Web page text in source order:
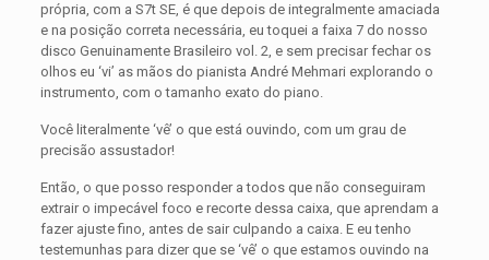
própria, com a S7t SE, é que depois de integralmente amaciada
e na posição correta necessária, eu toquei a faixa 7 do nosso
disco Genuinamente Brasileiro vol. 2, e sem precisar fechar os
olhos eu ‘vi’ as mãos do pianista André Mehmari explorando o
instrumento, com o tamanho exato do piano.
Você literalmente ‘vê’ o que está ouvindo, com um grau de
precisão assustador!
Então, o que posso responder a todos que não conseguiram
extrair o impecável foco e recorte dessa caixa, que aprendam a
fazer ajuste fino, antes de sair culpando a caixa. E eu tenho
testemunhas para dizer que se ‘vê’ o que estamos ouvindo na